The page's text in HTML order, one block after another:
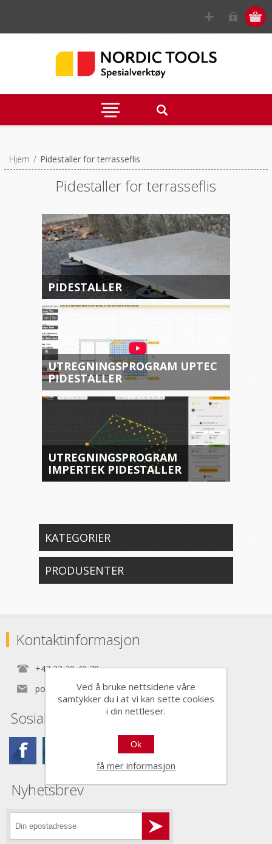
Hjem / Pidestaller for terrasseflis
Pidestaller for terrasseflis
PIDESTALLER
UTREGNINGSPROGRAM UPTEC
PIDESTALLER
UTREGNINGSPROGRAM
IMPERTEK PIDESTALLER
KATEGORIER
PRODUSENTER
Kontaktinformasjon
+47 22 30 40 70
post@nordictools.no
Sosiale medier
Nyhetsbrev
Ved å bruke nettsidene våre
samtykker du i at vi kan sette cookies
i din nettleser.
Ok
få mer informasjon